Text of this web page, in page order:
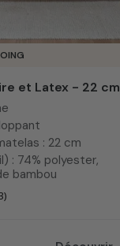
et Latex - 22 cm
: 22 cm
: 74% polyester,
bambou